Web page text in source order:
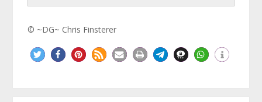
© ~DG~ Chris Finsterer